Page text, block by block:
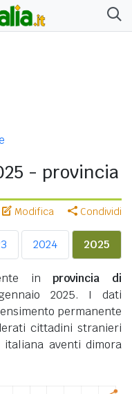
- provincia
Modifica Condividi
2024 2025
inprovincia di
2025. I dati
permanente
cittadini stranieri
aventi dimora